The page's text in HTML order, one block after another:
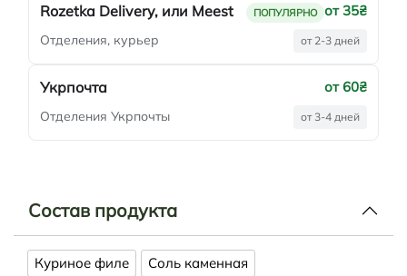
Rozetka Delivery, или Meest ПОПУЛЯРНО от 35₴
Отделения, курьер от 2-3 дней
Укрпочта от 60₴
Отделения Укрпочты от 3-4 дней
Состав продукта
Куриное филе
Соль каменная